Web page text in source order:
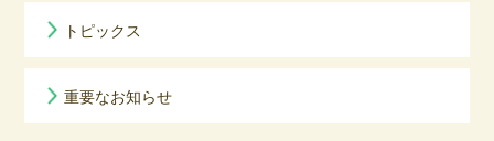
トピックス
重要なお知らせ